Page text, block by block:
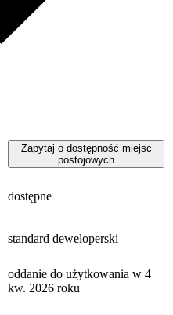
Zapytaj o dostępność miejsc
postojowych
dostępne
standard deweloperski
oddanie do użytkowania w 4
kw. 2026 roku